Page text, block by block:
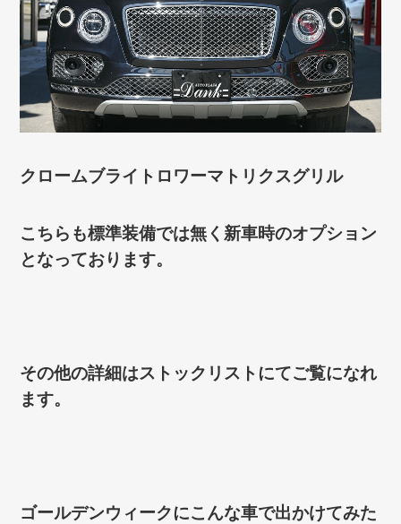
クロームブライトロワーマトリクスグリル
こちらも標準装備では無く新車時のオプション
となっております。
その他の詳細はストックリストにてご覧になれ
ます。
ゴールデンウィークにこんな車で出かけてみた